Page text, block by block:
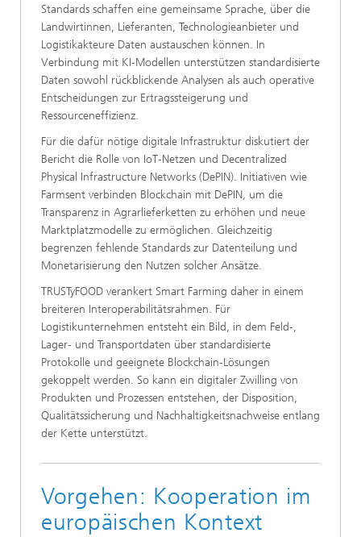
Standards schaffen eine gemeinsame Sprache, über die
Landwirtinnen, Lieferanten, Technologieanbieter und
Logistikakteure Daten austauschen können. In
Verbindung mit KI‑Modellen unterstützen standardisierte
Daten sowohl rückblickende Analysen als auch operative
Entscheidungen zur Ertragssteigerung und
Ressourceneffizienz.
Für die dafür nötige digitale Infrastruktur diskutiert der
Bericht die Rolle von IoT‑Netzen und Decentralized
Physical Infrastructure Networks (DePIN). Initiativen wie
Farmsent verbinden Blockchain mit DePIN, um die
Transparenz in Agrarlieferketten zu erhöhen und neue
Marktplatzmodelle zu ermöglichen. Gleichzeitig
begrenzen fehlende Standards zur Datenteilung und
Monetarisierung den Nutzen solcher Ansätze.
TRUSTyFOOD verankert Smart Farming daher in einem
breiteren Interoperabilitätsrahmen. Für
Logistikunternehmen entsteht ein Bild, in dem Feld‑,
Lager- und Transportdaten über standardisierte
Protokolle und geeignete Blockchain‑Lösungen
gekoppelt werden. So kann ein digitaler Zwilling von
Produkten und Prozessen entstehen, der Disposition,
Qualitätssicherung und Nachhaltigkeitsnachweise entlang
der Kette unterstützt.
Vorgehen: Kooperation im
europäischen Kontext